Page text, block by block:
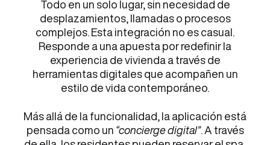
Todo en un solo lugar, sin necesidad de
desplazamientos, llamadas o procesos
complejos. Esta integración no es casual.
Responde a una apuesta por redefinir la
experiencia de vivienda a través de
herramientas digitales que acompañen un
estilo de vida contemporáneo.
Más allá de la funcionalidad, la aplicación está
pensada como un “concierge digital”. A través